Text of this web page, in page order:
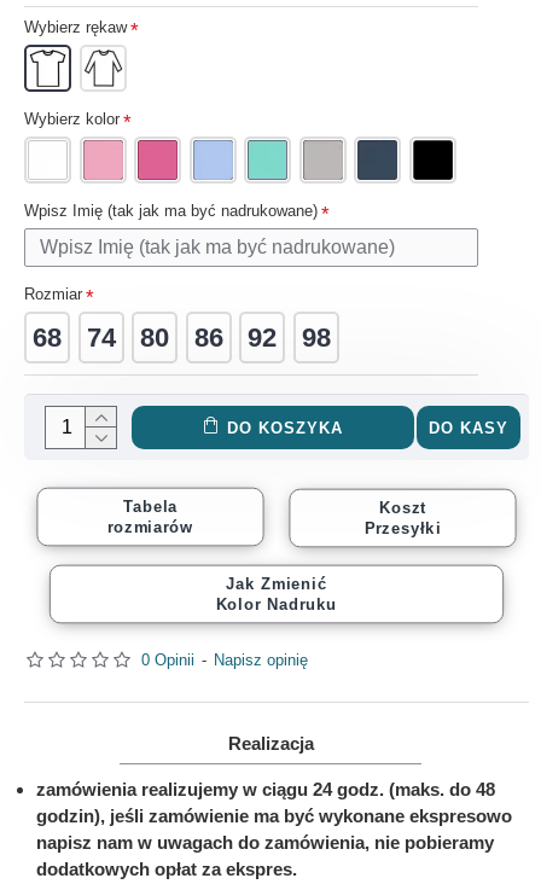
0 Opinii - Napisz opinię
Wybierz rękaw
Wybierz kolor
Wpisz Imię (tak jak ma być nadrukowane)
Rozmiar
68 74 80 86 92 98
DO KOSZYKA DO KASY
Tabela
rozmiarów
Koszt
Przesyłki
Jak Zmienić
Kolor Nadruku
Realizacja
zamówienia realizujemy w ciągu 24 godz. (maks. do 48
godzin), jeśli zamówienie ma być wykonane ekspresowo
napisz nam w uwagach do zamówienia, nie pobieramy
dodatkowych opłat za ekspres.